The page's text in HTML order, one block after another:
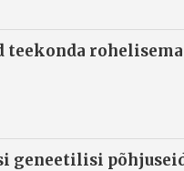
geneetilisi